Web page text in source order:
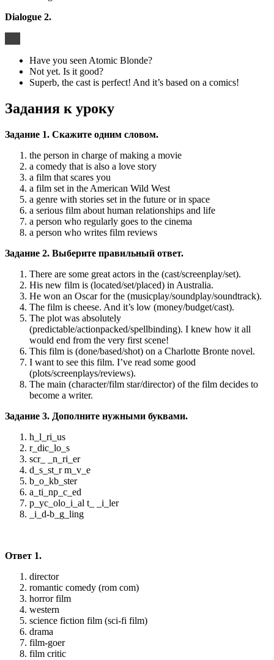
Dialogue 2.
Have you seen Atomic Blonde?
Not yet. Is it good?
Superb, the cast is perfect! And it’s based on a comics!
Задания к уроку
Задание 1. Скажите одним словом.
the person in charge of making a movie
a comedy that is also a love story
a film that scares you
a film set in the American Wild West
a genre with stories set in the future or in space
a serious film about human relationships and life
a person who regularly goes to the cinema
a person who writes film reviews
Задание 2. Выберите правильный ответ.
There are some great actors in the (cast/screenplay/set).
His new film is (located/set/placed) in Australia.
He won an Oscar for the (musicplay/soundplay/soundtrack).
The film is cheese. And it’s low (money/budget/cast).
The plot was absolutely
(predictable/actionpacked/spellbinding). I knew how it all
would end from the very first scene!
This film is (done/based/shot) on a Charlotte Bronte novel.
I want to see this film. I’ve read some good
(plots/screenplays/reviews).
The main (character/film star/director) of the film decides to
become a writer.
Задание 3. Дополните нужными буквами.
h_l_ri_us
r_dic_lo_s
scr_ _n_ri_er
d_s_st_r m_v_e
b_o_kb_ster
a_ti_np_c_ed
p_yc_olo_i_al t_ _i_ler
_i_d-b_g_ling
Ответ 1.
director
romantic comedy (rom com)
horror film
western
science fiction film (sci-fi film)
drama
film-goer
film critic